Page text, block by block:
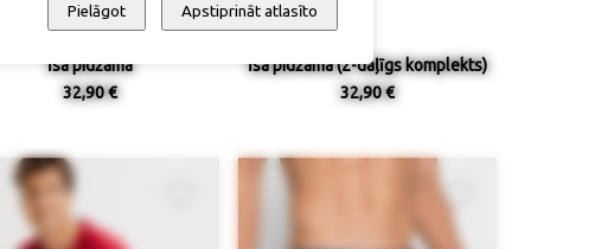
Īsa pidžama
32,90 €
Īsa pidžama (2-daļīgs komplekts)
32,90 €
Pielāgot Apstiprināt atlasīto